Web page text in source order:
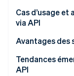
Découvrez
Regarder la
Cas d’usage
via API
Paiements
BaaS
Avantages des
Tendances
API